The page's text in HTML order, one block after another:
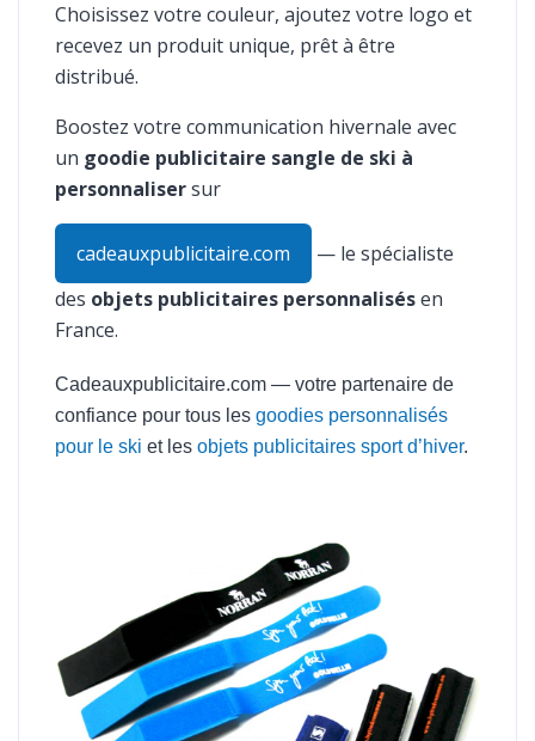
Choisissez votre couleur, ajoutez votre logo et
recevez un produit unique, prêt à être
distribué.
Boostez votre communication hivernale avec
un goodie publicitaire sangle de ski à
personnalisersur
cadeauxpublicitaire.com
— le spécialiste
des objets publicitaires personnalisésen
France.
Cadeauxpublicitaire.com — votre partenaire de
confiance pour tous les goodies personnalisés
pour le ski et les objets publicitaires sport d’hiver.